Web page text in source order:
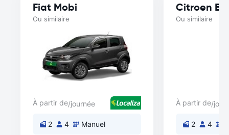
Fiat Mobi
Ou similaire
À partir de/journée
2 4 Manuel
Citroen
Ou similaire
À partir de/
2 4